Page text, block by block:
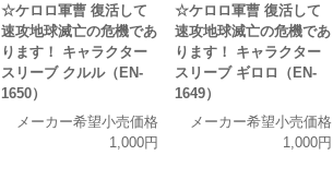
☆ケロロ軍曹 復活して
速攻地球滅亡の危機であ
ります！ キャラクター
スリーブ クルル（EN-
1650）
メーカー希望小売価格
1,000円
☆ケロロ軍曹 復活して
速攻地球滅亡の危機であ
ります！ キャラクター
スリーブ ギロロ（EN-
1649）
メーカー希望小売価格
1,000円